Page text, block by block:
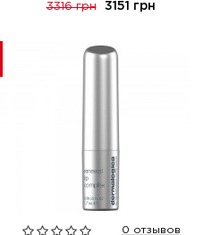
3316 грн 3151 грн
0 отзывов